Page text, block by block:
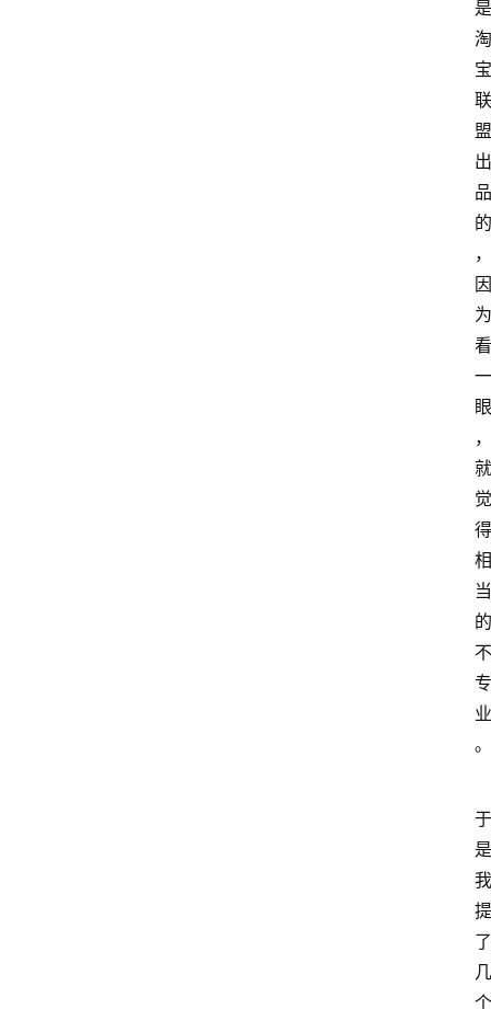
是
淘
宝
联
盟
出
品
的
，
因
为
看
一
眼
，
就
觉
得
相
当
的
不
专
业
。
于
是
我
提
了
几
个